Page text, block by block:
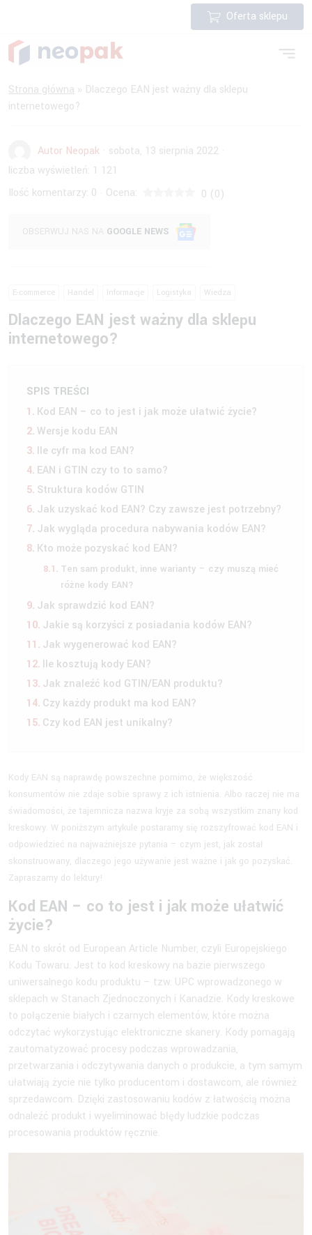
Oferta sklepu
Strona główna » Dlaczego EAN jest ważny dla sklepu
internetowego?
Autor Neopak · sobota, 13 sierpnia 2022 ·
liczba wyświetleń: 1 121
Ilość komentarzy: 0 · Ocena: 0 (0)
OBSERWUJ NAS NA GOOGLE NEWS
E-commerce Handel Informacje Logistyka Wiedza
Dlaczego EAN jest ważny dla sklepu
internetowego?
SPIS TREŚCI
Kod EAN – co to jest i jak może ułatwić życie?
Wersje kodu EAN
Ile cyfr ma kod EAN?
EAN i GTIN czy to to samo?
Struktura kodów GTIN
Jak uzyskać kod EAN? Czy zawsze jest potrzebny?
Jak wygląda procedura nabywania kodów EAN?
Kto może pozyskać kod EAN?
Ten sam produkt, inne warianty – czy muszą mieć
różne kody EAN?
Jak sprawdzić kod EAN?
Jakie są korzyści z posiadania kodów EAN?
Jak wygenerować kod EAN?
Ile kosztują kody EAN?
Jak znaleźć kod GTIN/EAN produktu?
Czy każdy produkt ma kod EAN?
Czy kod EAN jest unikalny?
Kody EAN są naprawdę powszechne pomimo, że większość
konsumentów nie zdaje sobie sprawy z ich istnienia. Albo raczej nie ma
świadomości, że tajemnicza nazwa kryje za sobą wszystkim znany kod
kreskowy. W poniższym artykule postaramy się rozszyfrować kod EAN i
odpowiedzieć na najważniejsze pytania – czym jest, jak został
skonstruowany, dlaczego jego używanie jest ważne i jak go pozyskać.
Zapraszamy do lektury!
Kod EAN – co to jest i jak może ułatwić
życie?
EAN to skrót od European Article Number, czyli Europejskiego
Kodu Towaru. Jest to kod kreskowy na bazie pierwszego
uniwersalnego kodu produktu – tzw. UPC wprowadzonego w
sklepach w Stanach Zjednoczonych i Kanadzie. Kody kreskowe
to połączenie białych i czarnych elementów, które można
odczytać wykorzystując elektroniczne skanery. Kody pomagają
zautomatyzować procesy podczas wprowadzania,
przetwarzania i odczytywania danych o produkcie, a tym samym
ułatwiają życie nie tylko producentom i dostawcom, ale również
sprzedawcom. Dzięki zastosowaniu kodów z łatwością można
odnaleźć produkt i wyeliminować błędy ludzkie podczas
procesowania produktów ręcznie.